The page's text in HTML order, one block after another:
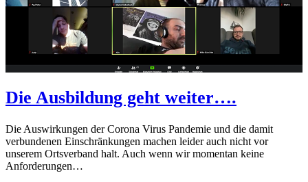
Die Ausbildung geht weiter….
Die Auswirkungen der Corona Virus Pandemie und die damit
verbundenen Einschränkungen machen leider auch nicht vor
unserem Ortsverband halt. Auch wenn wir momentan keine
Anforderungen…